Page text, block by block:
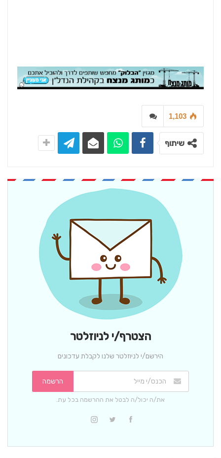
1,103
שיתוף
הצטרף/י לניוזלטר
הירשם/י לניוזלטר שלנו לקבלת עדכונים
הרשמה
את/ה יכול/ה לבטל את ההרשמה בכל עת.